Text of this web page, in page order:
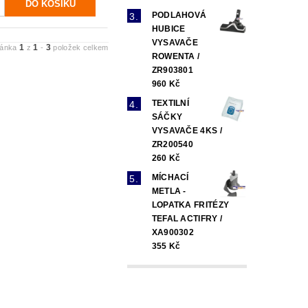
1 z1 - 3položek celkem
PODLAHOVÁ
HUBICE
VYSAVAČE
ROWENTA /
ZR903801
960 Kč
TEXTILNÍ
SÁČKY
VYSAVAČE 4KS /
ZR200540
260 Kč
MÍCHACÍ
METLA -
LOPATKA FRITÉZY
TEFAL ACTIFRY /
XA900302
355 Kč